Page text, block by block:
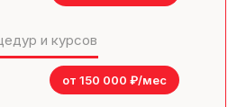
и курсов
от 150 000 ₽/мес